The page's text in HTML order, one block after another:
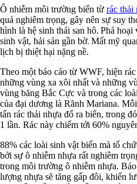
Ô nhiễm môi trường biển từ rác thải
quả nghiêm trọng, gây nên sự suy
hình là hệ sinh thái san hô. Phá
sinh vật, hải sản gần bờ. Mất mỹ
lịch bị thiệt hại nặng nề.
Theo một báo cáo từ WWF, hiện
những vùng xa xôi nhất và những
vùng băng Bắc Cực và trong các
của đại dương là Rãnh Mariana.
tấn rác thải nhựa đổ ra biển, trong
1 lần. Rác này chiếm tới 60%
88% các loài sinh vật biển mà tổ
bởi sự ô nhiễm nhựa rất nghiêm
trong môi trường ô nhiễm nhựa.
lượng nhựa sẽ tăng gấp đôi, khiến